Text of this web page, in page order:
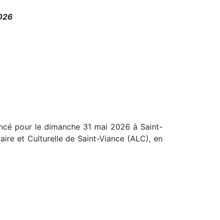
pour le dimanche 31 mai 2026 à Saint-
et Culturelle de Saint-Viance (ALC), en